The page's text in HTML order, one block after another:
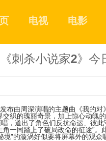
电视 电影
刺杀小说家2》今
布由周深演唱的主题曲《我的
织的瑰丽奇景，加上惊心动魄
，道出了角色们反抗命运、彼
一同踏上了破局改命的征途”
境”的漩涡好似要将屏幕外的观